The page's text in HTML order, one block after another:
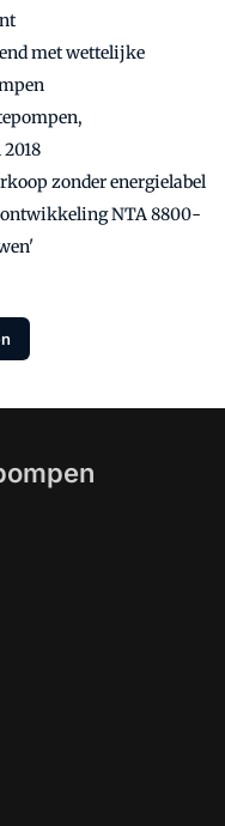
met wettelijke
zonder energielabel
ontwikkeling NTA 8800-